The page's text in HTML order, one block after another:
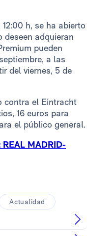
h, se ha abierto
adquieran
pueden
a las
del viernes, 5 de
contra el Eintracht
16 euros para
el público general.
MADRID-
Actualidad